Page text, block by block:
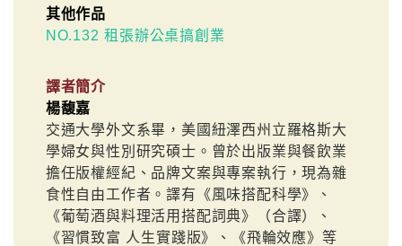
其他作品
NO.132 租張辦公桌搞創業
譯者簡介
楊馥嘉
交通大學外文系畢，美國紐澤西州立羅格斯大
學婦女與性別研究碩士。曾於出版業與餐飲業
擔任版權經紀、品牌文案與專案執行，現為雜
食性自由工作者。譯有《風味搭配科學》、
《葡萄酒與料理活用搭配詞典》（合譯）、
《習慣致富 人生實踐版》、《飛輪效應》等